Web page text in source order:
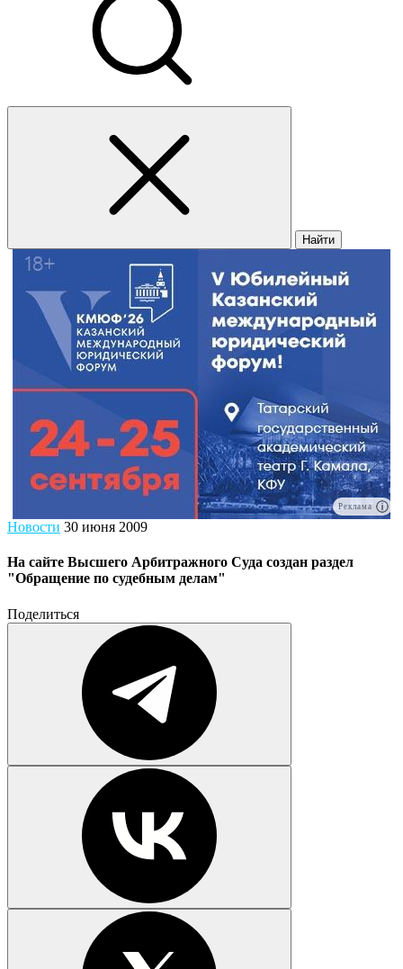
Найти
Реклама
Новости 30 июня 2009
На сайте Высшего Арбитражного Суда создан раздел
"Обращение по судебным делам"
Поделиться